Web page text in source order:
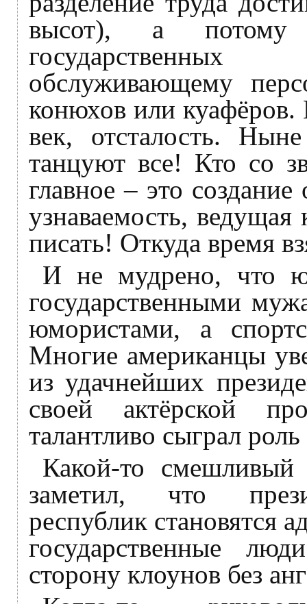
высот), а потому
обслуживающему
конюхов или
век, отсталость.
танцуют все! Кто со
главное – это
узнаваемость,
писать! Откуда время
И не мудрено, что
государственными
юмористами, а
Многие американцы
из удачнейших
своей актёрской
талантливо сыграл
Какой-то
заметил, что
республик становятся
государственные
сторону клоунов без